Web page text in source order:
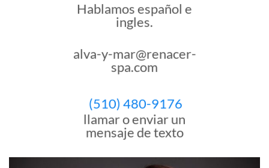
Hablamos español e
ingles.
alva-y-mar@renacer-
spa.com
(510) 480-9176
llamar o enviar un
mensaje de texto